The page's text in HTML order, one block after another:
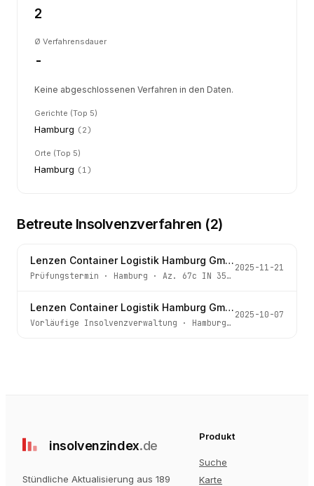
2
Ø Verfahrensdauer
-
Keine abgeschlossenen Verfahren in den Daten.
Gerichte (Top 5)
Hamburg (2)
Orte (Top 5)
Hamburg (1)
Betreute Insolvenzverfahren (2)
Lenzen Container Logistik Hamburg GmbH
Prüfungstermin · Hamburg · Az. 67c IN 357/25
2025-11-21
Lenzen Container Logistik Hamburg GmbH
Vorläufige Insolvenzverwaltung · Hamburg· Az.
2025-10-07
insolvenzindex.de
Stündliche Aktualisierung aus 189
Produkt
Suche
Karte